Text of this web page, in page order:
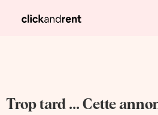
Trop tard ... Cette